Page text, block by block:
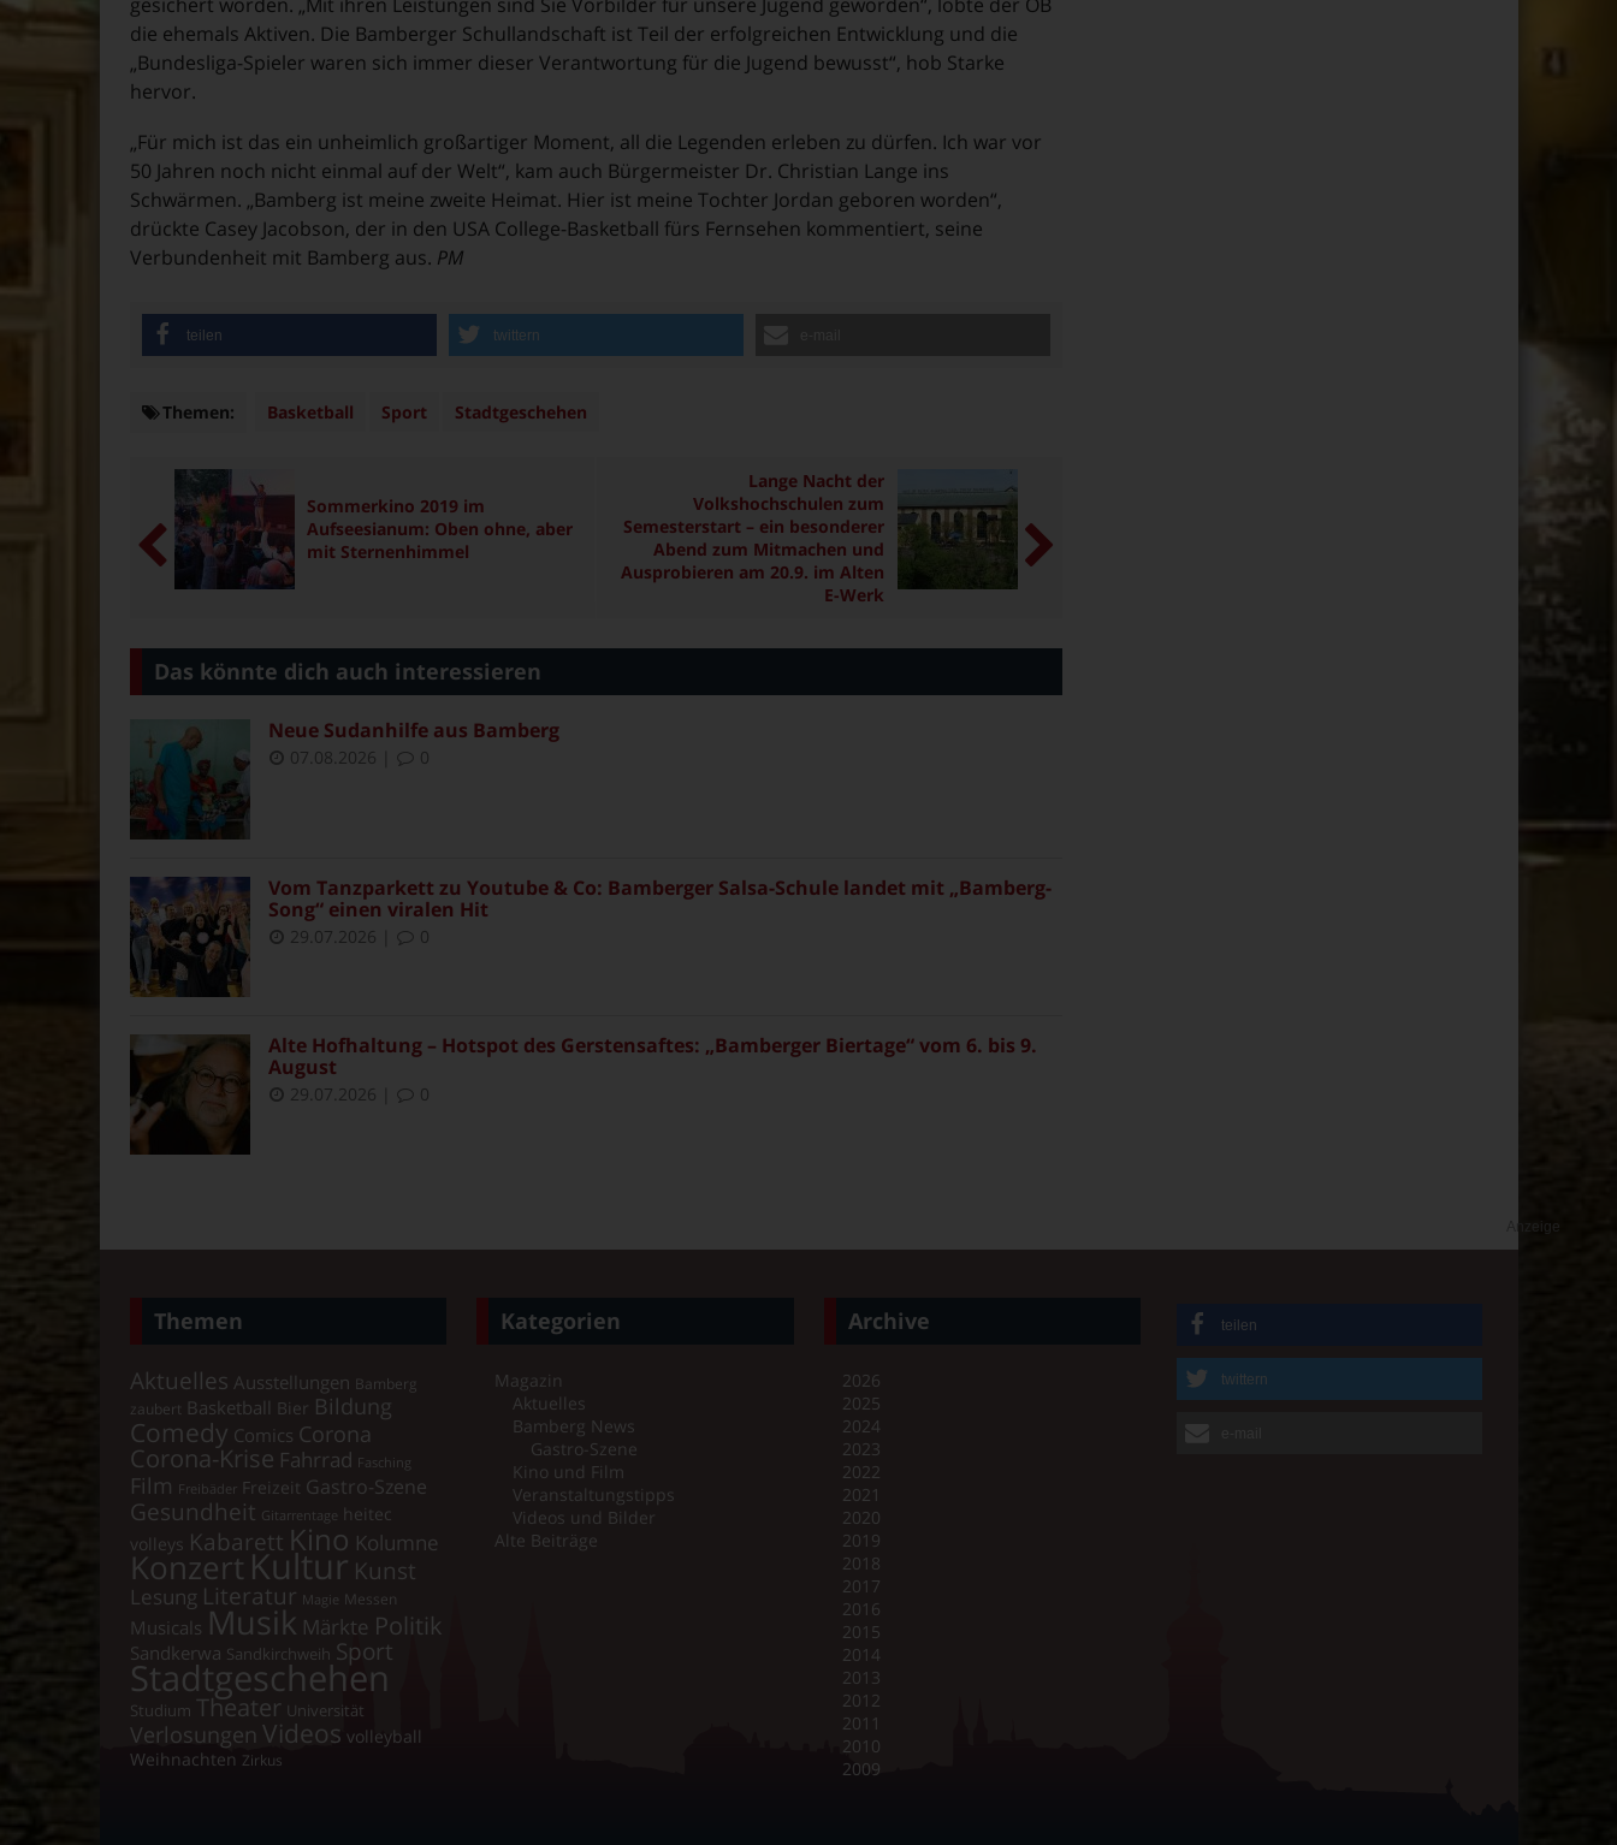
gesichert worden. „Mit ihren Leistungen sind Sie Vorbilder für unsere Jugend geworden“, lobte der OB
die ehemals Aktiven. Die Bamberger Schullandschaft ist Teil der erfolgreichen Entwicklung und die
„Bundesliga-Spieler waren sich immer dieser Verantwortung für die Jugend bewusst“, hob Starke
hervor.
„Für mich ist das ein unheimlich großartiger Moment, all die Legenden erleben zu dürfen. Ich war vor
50 Jahren noch nicht einmal auf der Welt“, kam auch Bürgermeister Dr. Christian Lange ins
Schwärmen. „Bamberg ist meine zweite Heimat. Hier ist meine Tochter Jordan geboren worden“,
drückte Casey Jacobson, der in den USA College-Basketball fürs Fernsehen kommentiert, seine
Verbundenheit mit Bamberg aus. PM
teilen twittern
Themen: Themen
Basketball Sport Stadtgeschehen
Sommerkino 2019 im
Aufseesianum: Oben ohne, aber
mit Sternenhimmel
Lange Nacht der
Volkshochschulen zum
Semesterstart – ein besonderer
Abend zum Mitmachen und
Ausprobieren am 20.9. im Alten
E-Werk
Das könnte dich auch interessieren
Neue Sudanhilfe aus Bamberg
07.08.2026 0
Vom Tanzparkett zu Youtube & Co: Bamberger Salsa-Schule landet mit „Bamberg-
Song“ einen viralen Hit
29.07.2026 0
Alte Hofhaltung – Hotspot des Gerstensaftes: „Bamberger Biertage“ vom 6. bis 9.
August
29.07.2026 0
Anzeige
Themen
Aktuelles Ausstellungen Bamberg
zaubert Basketball Bier Bildung
Comedy Comics Corona
Corona-Krise Fahrrad Fasching
Film Freibäder Freizeit Gastro-Szene
Gesundheit Gitarrentage heitec
volleys Kabarett Kino Kolumne
Konzert Kultur Kunst
Lesung Literatur Magie Messen
Musicals Musik Märkte Politik
Sandkerwa Sandkirchweih Sport
Stadtgeschehen
Studium Theater Universität
Verlosungen Videos volleyball
Weihnachten Zirkus
Kategorien
Magazin
Aktuelles
Bamberg News
Gastro-Szene
Kino und Film
Veranstaltungstipps
Videos und Bilder
Alte Beiträge
Archive
2026
2025
2024
2023
2022
2021
2020
2019
2018
2017
2016
2015
2014
2013
2012
2011
2010
2009
teilen
twittern